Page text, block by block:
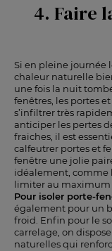
4. Faire
Si en pleine journée
chaleur naturelle
une fois la nuit
fenêtres, les portes
s’infiltrer très
anticiper les pertes
fraiches, il est
calfeutrer portes et
fenêtre une jolie
idéalement, comme
limiter au maximum
Pour isoler porte-
également pour un
froid. Enfin pour le
carrelage, on
naturelles qui